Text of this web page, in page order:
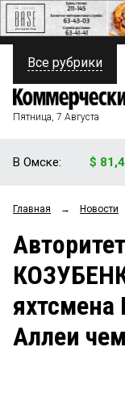
ПОЛИТИКА
ФИНАНСЫ
ОБЩЕСТВО
ЗАКОН
НОВОСТИ
Все рубрики
Пятница, 7 Августа
В Омске: $
Главная → Новости
Аллеи